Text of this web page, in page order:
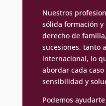
Nuestros
sólida formación
derecho de
sucesiones, tanto
internacional, lo
abordar cada
sensibilidad y
Podemos